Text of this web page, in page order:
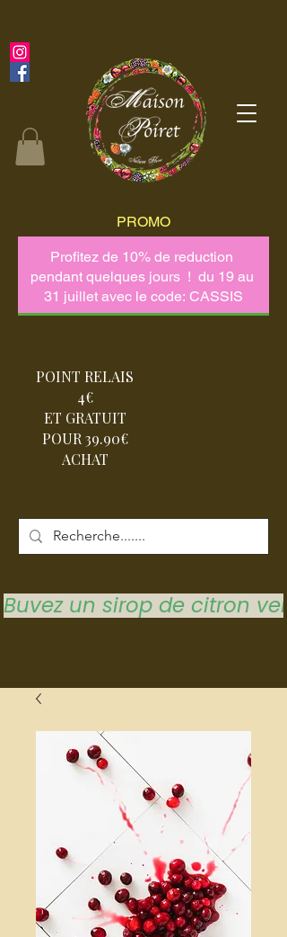
POINT RELAIS
4€
ET GRATUIT
POUR 39.90€
ACHAT
Buvez un sirop de citron
PROMO